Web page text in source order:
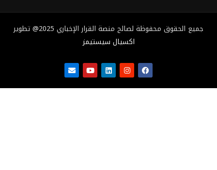
جميع الحقوق محفوظة لصالح منصة القرار الإخباري 2025@ تطوير
اكسيال سيستيمز